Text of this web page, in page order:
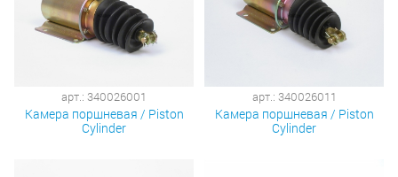
арт.: 340026001
Камера поршневая / Piston
Cylinder
арт.: 340026011
Камера поршневая / Piston
Cylinder